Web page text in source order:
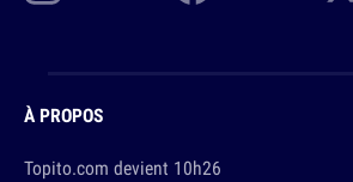
À PROPOS
Topito.com devient 10h26